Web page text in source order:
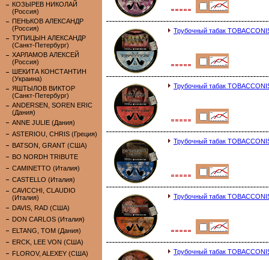
КОЗЫРЕВ НИКОЛАЙ
(Россия)
ПЕНЬКОВ АЛЕКСАНДР
(Россия)
ТУПИЦЫН АЛЕКСАНДР
(Санкт-Петербург)
ХАРЛАМОВ АЛЕКСЕЙ
(Россия)
ШЕКИТА КОНСТАНТИН
(Украина)
ЯШТЫЛОВ ВИКТОР
(Санкт-Петербург)
ANDERSEN, SOREN ERIC
(Дания)
ANNE JULIE (Дания)
ASTERIOU, CHRIS (Греция)
BATSON, GRANT (США)
BO NORDH TRIBUTE
CAMINETTO (Италия)
CASTELLO (Италия)
CAVICCHI, CLAUDIO
(Италия)
DAVIS, RAD (США)
DON CARLOS (Италия)
ELTANG, TOM (Дания)
ERCK, LEE VON (США)
FLOROV, ALEXEY (США)
Трубочный табак
Трубочный табак
Трубочный табак
Трубочный табак
Трубочный табак